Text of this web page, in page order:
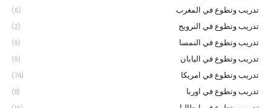
تدريب وتطوع في المغرب (6)
تدريب وتطوع في النرويج (2)
تدريب وتطوع في النمسا (9)
تدريب وتطوع في اليابان (9)
تدريب وتطوع في امريكا (74)
تدريب وتطوع في اوربا (8)